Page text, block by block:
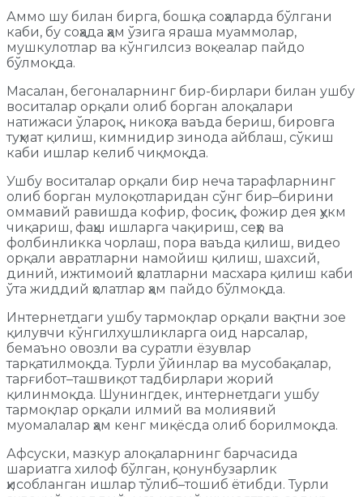
Аммо шу билан бирга, бошқа соҳаларда бўлгани
каби, бу соҳада ҳам ўзига яраша муаммолар,
мушкулотлар ва кўнгилсиз воқеалар пайдо
бўлмоқда.
Масалан, бегоналарнинг бир-бирлари билан ушбу
воситалар орқали олиб борган алоқалари
натижаси ўлароқ, никоҳга ваъда бериш, бировга
туҳмат қилиш, кимнидир зинода айблаш, сўкиш
каби ишлар келиб чиқмоқда.
Ушбу воситалар орқали бир неча тарафларнинг
олиб борган мулоқотларидан сўнг бир–бирини
оммавий равишда кофир, фосиқ, фожир дея ҳукм
чиқариш, фаҳш ишларга чақириш, сеҳр ва
фолбинликка чорлаш, пора ваъда қилиш, видео
орқали авратларни намойиш қилиш, шахсий,
диний, ижтимоий ҳолатларни масхара қилиш каби
ўта жиддий ҳолатлар ҳам пайдо бўлмоқда.
Интернетдаги ушбу тармоқлар орқали вақтни зое
қилувчи кўнгилхушликларга оид нарсалар,
бемаъно овозли ва суратли ёзувлар
тарқатилмоқда. Турли ўйинлар ва мусобақалар,
тарғибот–ташвиқот тадбирлари жорий
қилинмоқда. Шунингдек, интернетдаги ушбу
тармоқлар орқали илмий ва молиявий
муомалалар ҳам кенг миқёсда олиб борилмоқда.
Афсуски, мазкур алоқаларнинг барчасида
шариатга хилоф бўлган, қонунбузарлик
ҳисобланган ишлар тўлиб–тошиб ётибди. Турли